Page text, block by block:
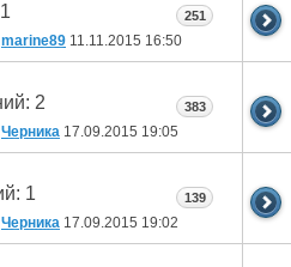
marine89 11.11.2015 16:50
251
Черника 17.09.2015 19:05
383
Черника 17.09.2015 19:02
139